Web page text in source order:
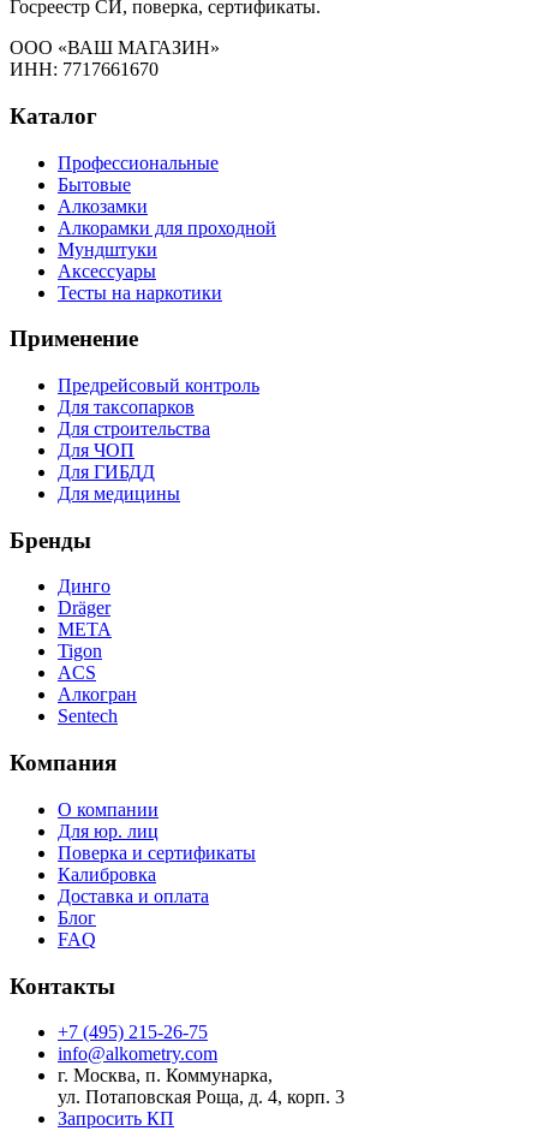
Госреестр СИ, поверка, сертификаты.
ООО «ВАШ МАГАЗИН»
ИНН: 7717661670
Каталог
Профессиональные
Бытовые
Алкозамки
Алкорамки для проходной
Мундштуки
Аксессуары
Тесты на наркотики
Применение
Предрейсовый контроль
Для таксопарков
Для строительства
Для ЧОП
Для ГИБДД
Для медицины
Бренды
Динго
Dräger
МЕТА
Tigon
ACS
Алкогран
Sentech
Компания
О компании
Для юр. лиц
Поверка и сертификаты
Калибровка
Доставка и оплата
Блог
FAQ
Контакты
+7 (495) 215-26-75
info@alkometry.com
г. Москва, п. Коммунарка,
ул. Потаповская Роща, д. 4, корп. 3
Запросить КП